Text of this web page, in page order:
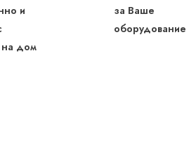
и
дом
за Ваше
оборудование